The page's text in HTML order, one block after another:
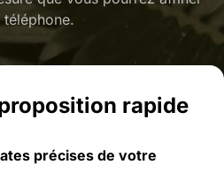
téléphone.
rapide
précises de votre